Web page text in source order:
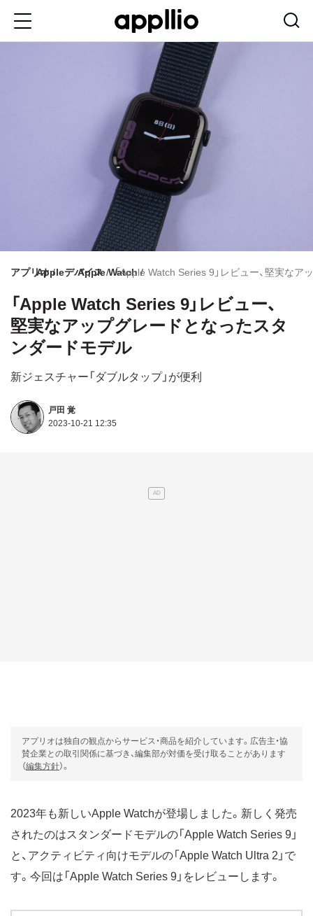
アプリオAppleデバイスApple Watch「Apple Watch Series 9」レビュー、堅実な
「Apple Watch Series 9」レビュー、
堅実なアップグレードとなったスタ
ンダードモデル
新ジェスチャー「ダブルタップ」が便利
戸田 覚
2023-10-21 12:35
アプリオは独自の観点からサービス・商品を紹介しています。広告主・協
賛企業との取引関係に基づき、編集部が対価を受け取ることがあります
（編集方針）。
2023年も新しいApple Watchが登場しました。新しく発売
されたのはスタンダードモデルの「Apple Watch Series 9」
と、アクティビティ向けモデルの「Apple Watch Ultra 2」で
す。今回は「Apple Watch Series 9」をレビューします。